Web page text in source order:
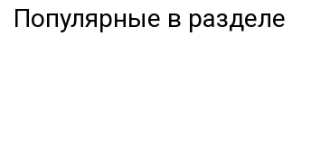
Популярные в разделе